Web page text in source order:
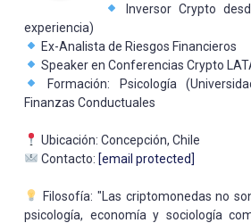
Inversor Crypto
experiencia)
Ex-Analista de Riesgos Financieros
Speaker en Conferencias Crypto
Formación: Psicología
Finanzas Conductuales
Ubicación: Concepción, Chile
Contacto: [email protected]
Filosofía: "Las criptomonedas no
psicología, economía y sociología